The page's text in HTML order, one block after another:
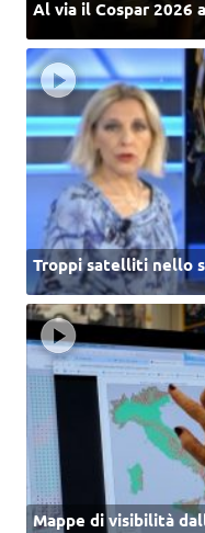
Al via il Cospar 2026
Troppi satelliti nello
Mappe di visibilità